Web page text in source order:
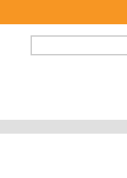
FORMULAIRE DE